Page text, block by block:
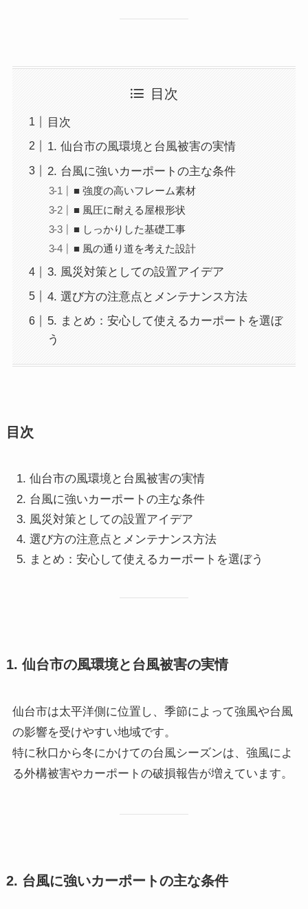
目次
目次
1. 仙台市の風環境と台風被害の実情
2. 台風に強いカーポートの主な条件
■ 強度の高いフレーム素材
■ 風圧に耐える屋根形状
■ しっかりした基礎工事
■ 風の通り道を考えた設計
3. 風災対策としての設置アイデア
4. 選び方の注意点とメンテナンス方法
5. まとめ：安心して使えるカーポートを選ぼ
う
目次
仙台市の風環境と台風被害の実情
台風に強いカーポートの主な条件
風災対策としての設置アイデア
選び方の注意点とメンテナンス方法
まとめ：安心して使えるカーポートを選ぼう
1. 仙台市の風環境と台風被害の実情
仙台市は太平洋側に位置し、季節によって強風や台風
の影響を受けやすい地域です。
特に秋口から冬にかけての台風シーズンは、強風によ
る外構被害やカーポートの破損報告が増えています。
2. 台風に強いカーポートの主な条件